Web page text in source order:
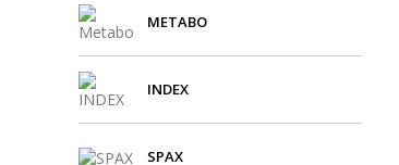
METABO
INDEX
SPAX